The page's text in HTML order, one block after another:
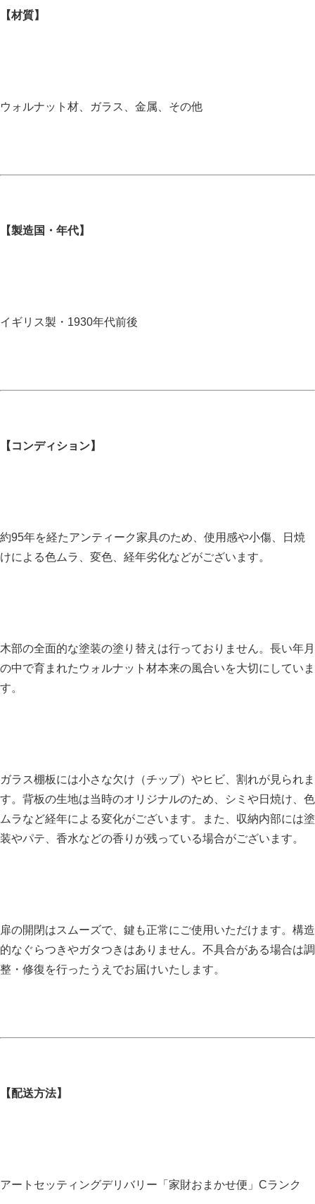
【材質】
ウォルナット材、ガラス、金属、その他
【製造国・年代】
イギリス製・1930年代前後
【コンディション】
約95年を経たアンティーク家具のため、使用感や小傷、日焼
けによる色ムラ、変色、経年劣化などがございます。
木部の全面的な塗装の塗り替えは行っておりません。長い年月
の中で育まれたウォルナット材本来の風合いを大切にしていま
す。
ガラス棚板には小さな欠け（チップ）やヒビ、割れが見られま
す。背板の生地は当時のオリジナルのため、シミや日焼け、色
ムラなど経年による変化がございます。また、収納内部には塗
装やパテ、香水などの香りが残っている場合がございます。
扉の開閉はスムーズで、鍵も正常にご使用いただけます。構造
的なぐらつきやガタつきはありません。不具合がある場合は調
整・修復を行ったうえでお届けいたします。
【配送方法】
アートセッティングデリバリー「家財おまかせ便」Cランク